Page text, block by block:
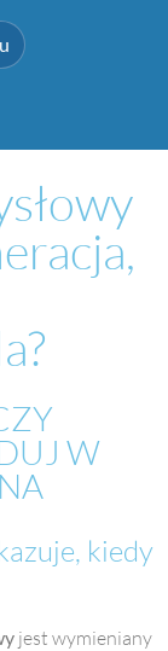
W
kiedy
jest wymieniany